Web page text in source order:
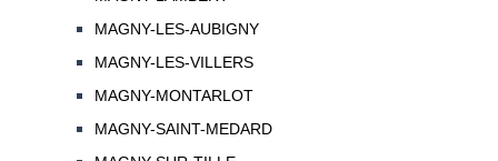
MAGNY-LES-AUBIGNY
MAGNY-LES-VILLERS
MAGNY-MONTARLOT
MAGNY-SAINT-MEDARD